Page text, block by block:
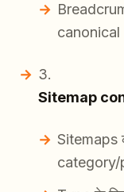
canonical
Sitemap
Sitemaps
category/